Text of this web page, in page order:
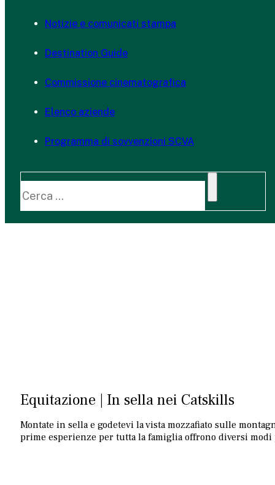
Notizie e comunicati stampa
Destination Guide
Commissione cinematografica
Elenco aziende
Programma di sovvenzioni SCVA
Equitazione | In sella nei Catskills
Montate in sella e godetevi la vista mozzafiato sulle
prime esperienze per tutta la famiglia offrono diversi